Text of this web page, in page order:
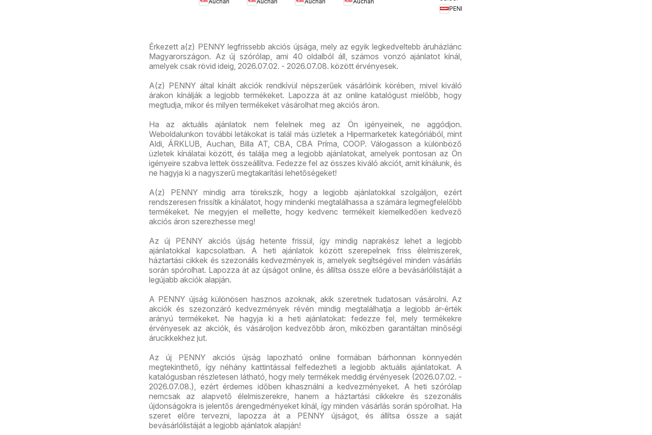
ajánlatok
ajánlataink
kedvezményakciós
akciós
PENNY
Érkezett a(z) PENNY legfrissebb akciós újsága, mely az egyik legkedveltebb áruházlánc
Magyarországon. Az új szórólap, ami 40 oldalból áll, számos vonzó ajánlatot kínál,
amelyek csak rövid ideig, 2026.07.02. - 2026.07.08. között érvényesek.
A(z) PENNY által kínált akciók rendkívül népszerűek vásárlóink körében, mivel kiváló
árakon kínálják a legjobb termékeket. Lapozza át az online katalógust mielőbb, hogy
megtudja, mikor és milyen termékeket vásárolhat meg akciós áron.
Ha az aktuális ajánlatok nem felelnek meg az Ön igényeinek, ne aggódjon.
Weboldalunkon további letákokat is talál más üzletek a Hipermarketek kategóriából, mint
Aldi, ÁRKLUB, Auchan, Billa AT, CBA, CBA Príma, COOP. Válogasson a különböző
üzletek kínálatai között, és találja meg a legjobb ajánlatokat, amelyek pontosan az Ön
igényeire szabva lettek összeállítva. Fedezze fel az összes kiváló akciót, amit kínálunk, és
ne hagyja ki a nagyszerű megtakarítási lehetőségeket!
A(z) PENNY mindig arra törekszik, hogy a legjobb ajánlatokkal szolgáljon, ezért
rendszeresen frissítik a kínálatot, hogy mindenki megtalálhassa a számára legmegfelelőbb
termékeket. Ne megyjen el mellette, hogy kedvenc termékeit kiemelkedően kedvező
akciós áron szerezhesse meg!
Az új PENNY akciós újság hetente frissül, így mindig naprakész lehet a legjobb
ajánlatokkal kapcsolatban. A heti ajánlatok között szerepelnek friss élelmiszerek,
háztartási cikkek és szezonális kedvezmények is, amelyek segítségével minden vásárlás
során spórolhat. Lapozza át az újságot online, és állítsa össze előre a bevásárlólistáját a
legújabb akciók alapján.
A PENNY újság különösen hasznos azoknak, akik szeretnek tudatosan vásárolni. Az
akciók és szezonzáró kedvezmények révén mindig megtalálhatja a legjobb ár-érték
arányú termékeket. Ne hagyja ki a heti ajánlatokat: fedezze fel, mely termékekre
érvényesek az akciók, és vásároljon kedvezőbb áron, miközben garantáltan minőségi
árucikkekhez jut.
Az új PENNY akciós újság lapozható online formában bárhonnan könnyedén
megtekinthető, így néhány kattintással felfedezheti a legjobb aktuális ajánlatokat. A
katalógusban részletesen látható, hogy mely termékek meddig érvényesek (2026.07.02. -
2026.07.08.), ezért érdemes időben kihasználni a kedvezményeket. A heti szórólap
nemcsak az alapvető élelmiszerekre, hanem a háztartási cikkekre és szezonális
újdonságokra is jelentős árengedményeket kínál, így minden vásárlás során spórolhat. Ha
szeret előre tervezni, lapozza át a PENNY újságot, és állítsa össze a saját
bevásárlólistáját a legjobb ajánlatok alapján!